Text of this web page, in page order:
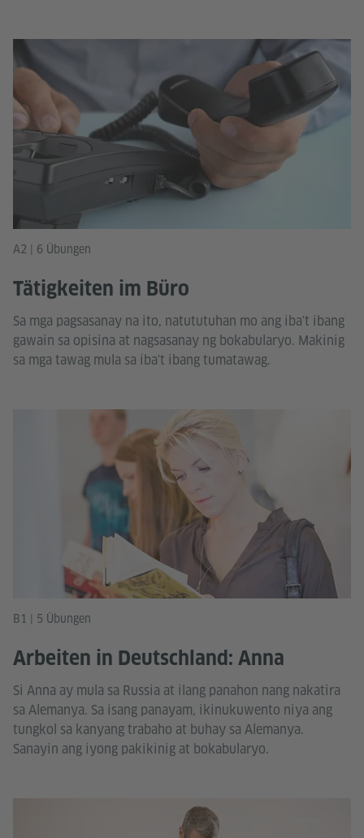
A2 | 6 Übungen
Tätigkeiten im Büro
Sa mga pagsasanay na ito, natututuhan mo ang iba't ibang
gawain sa opisina at nagsasanay ng bokabularyo. Makinig
sa mga tawag mula sa iba't ibang tumatawag.
B1 | 5 Übungen
Arbeiten in Deutschland: Anna
Si Anna ay mula sa Russia at ilang panahon nang nakatira
sa Alemanya. Sa isang panayam, ikinukuwento niya ang
tungkol sa kanyang trabaho at buhay sa Alemanya.
Sanayin ang iyong pakikinig at bokabularyo.